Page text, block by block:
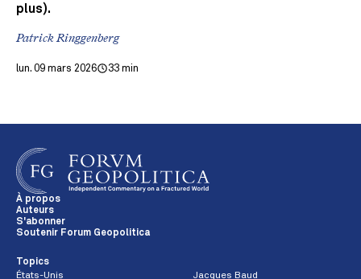
plus).
Patrick Ringgenberg
lun. 09 mars 2026 33 min
À propos
Auteurs
S'abonner
Soutenir Forum Geopolitica
Topics
États-Unis
Jacques Baud